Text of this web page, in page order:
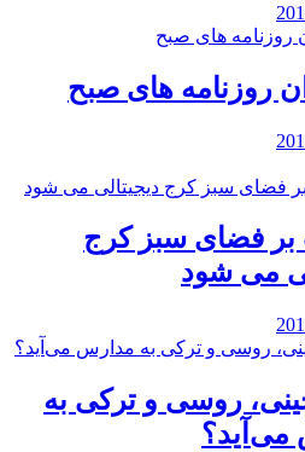
روزنامه های صبح
بر فضای سبز کرج
می شود
روسی و ترکی به
می‌آید؟